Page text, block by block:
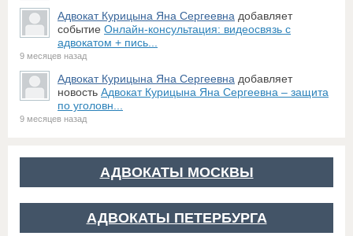
Адвокат Курицына Яна Сергеевна добавляет
событие Онлайн-консультация: видеосвязь с
адвокатом + пись...
9 месяцев назад
Адвокат Курицына Яна Сергеевна добавляет
новость Адвокат Курицына Яна Сергеевна – защита
по уголовн...
9 месяцев назад
АДВОКАТЫ МОСКВЫ
АДВОКАТЫ ПЕТЕРБУРГА